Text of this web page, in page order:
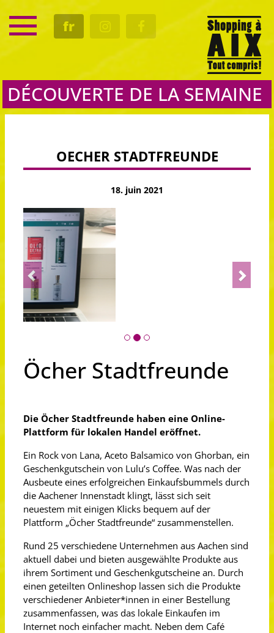
fr
SERVICE
RENDEZ-VOUS
DÉCOUVERTE DE LA SEMAINE
OECHER STADTFREUNDE
18. juin 2021
Previous Next
Öcher Stadtfreunde
Die Öcher Stadtfreunde haben eine Online-
Plattform für lokalen Handel eröffnet.
Ein Rock von Lana, Aceto Balsamico von Ghorban, ein
Geschenkgutschein von Lulu’s Coffee. Was nach der
Ausbeute eines erfolgreichen Einkaufsbummels durch
die Aachener Innenstadt klingt, lässt sich seit
neuestem mit einigen Klicks bequem auf der
Plattform „Öcher Stadtfreunde“ zusammenstellen.
Rund 25 verschiedene Unternehmen aus Aachen sind
aktuell dabei und bieten ausgewählte Produkte aus
ihrem Sortiment und Geschenkgutscheine an. Durch
einen geteilten Onlineshop lassen sich die Produkte
verschiedener Anbieter*innen in einer Bestellung
zusammenfassen, was das lokale Einkaufen im
Internet noch einfacher macht. Neben dem Café